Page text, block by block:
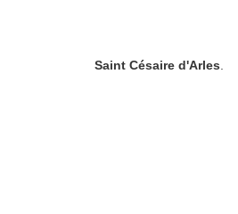
Saint Césaire d'Arles